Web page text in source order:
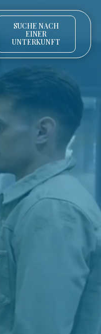
SUCHE NACH
EINER
UNTERKUNFT